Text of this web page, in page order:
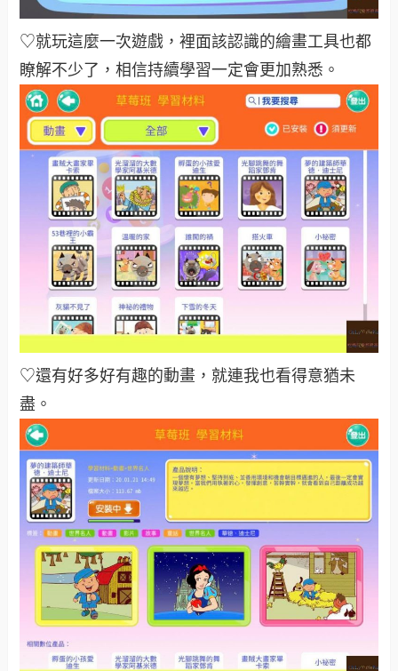
♡就玩這麼一次遊戲，裡面該認識的繪畫工具也都
瞭解不少了，相信持續學習一定會更加熟悉。
♡還有好多好有趣的動畫，就連我也看得意猶未
盡。